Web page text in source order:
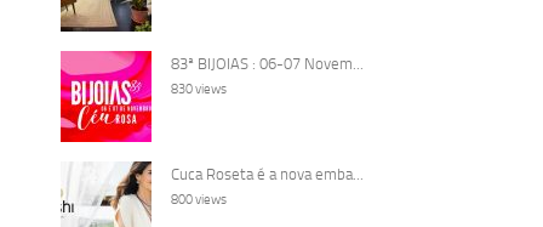
83ª BIJOIAS : 06-07 Novem...
830 views
Cuca Roseta é a nova emba...
800 views